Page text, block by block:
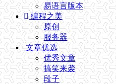
易语言版本
编程之美
原创
服务器
文章优选
优秀文章
搞笑来袭
段子